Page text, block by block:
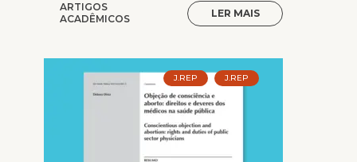
ARTIGOS
ACADÊMICOS
LER MAIS
J.REP J.REP